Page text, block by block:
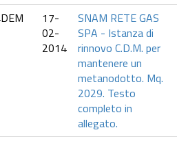
17-
02-
2014
SNAM RETE GAS
SPA - Istanza di
rinnovo C.D.M. per
mantenere un
metanodotto. Mq.
2029. Testo
completo in
allegato.